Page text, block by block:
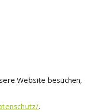
Website
.